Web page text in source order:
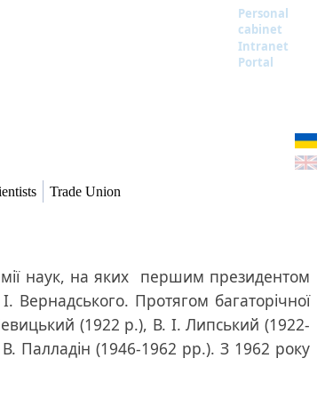
Personal
cabinet
Intranet
Portal
Trade Union
наук, на яких першим президентом
Вернадського. Протягом багаторічної
(1922 р.), В. І. Липський (1922-
Палладін (1946-1962 рр.). З 1962 року